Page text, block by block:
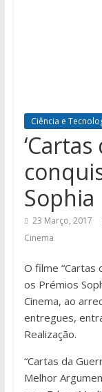
Ciência e
Sophia
23 Março, 2017
Cinema
O filme “Cartas
os Prémios
Cinema, ao
entregues,
Realização.
“Cartas da
Melhor